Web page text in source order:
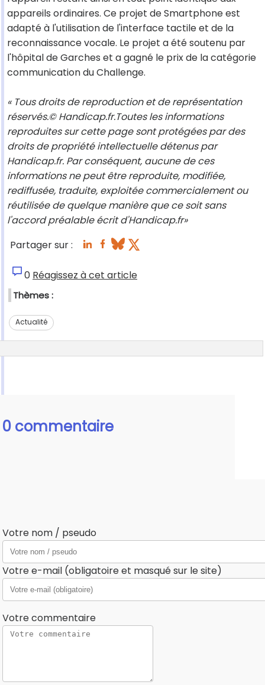
appareils ordinaires. Ce projet de Smartphone est
adapté à l'utilisation de l'interface tactile et de la
reconnaissance vocale. Le projet a été soutenu par
l'hôpital de Garches et a gagné le prix de la catégorie
communication du Challenge.
« Tous droits de reproduction et de représentation
réservés.© Handicap.fr.Toutes les informations
reproduites sur cette page sont protégées par des
droits de propriété intellectuelle détenus par
Handicap.fr. Par conséquent, aucune de ces
informations ne peut être reproduite, modifiée,
rediffusée, traduite, exploitée commercialement ou
réutilisée de quelque manière que ce soit sans
l'accord préalable écrit d'Handicap.fr»
Partager sur :
0 Réagissez à cet article
Thèmes :
Actualité
0 commentaire
Votre nom / pseudo
Votre e-mail (obligatoire et masqué sur le site)
Votre commentaire